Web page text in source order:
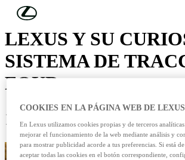
Skip to Main Content
LEXUS Y SU
SISTEMA DE
FOUR
18 /11 / 2015
COOKIES EN LA PÁGINA WEB DE LEXUS
En Lexus utilizamos cookies propias y de terceros
mejorar el funcionamiento de la web mediante análisis y
para mostrar publicidad acorde a tus preferencias. Si está
aceptar todas las cookies en el botón correspondiente,